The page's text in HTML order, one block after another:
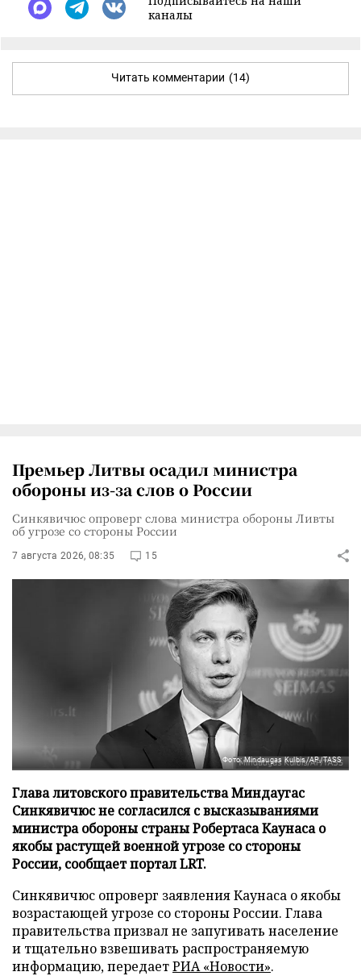
каналы
Читать комментарии (14)
Премьер Литвы осадил министра
обороны из-за слов о России
Синкявичюс опроверг слова министра обороны Ливты
об угрозе со стороны России
7 августа 2026, 08:35 15
Фото: Mindaugas Kulbis/AP/TASS
Глава литовского правительства Миндаугас
Синкявичюс не согласился с высказываниями
министра обороны страны Робертаса Каунаса о
якобы растущей военной угрозе со стороны
России, сообщает портал LRT.
Синкявичюс опроверг заявления Каунаса о якобы
возрастающей угрозе со стороны России. Глава
правительства призвал не запугивать население
и тщательно взвешивать распространяемую
информацию, передаетРИА «Новости».